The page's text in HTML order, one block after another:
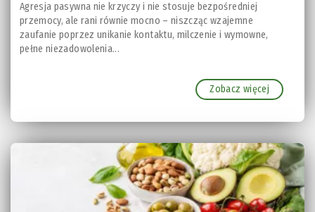
Agresja pasywna nie krzyczy i nie stosuje bezpośredniej
przemocy, ale rani równie mocno – niszcząc wzajemne
zaufanie poprzez unikanie kontaktu, milczenie i wymowne,
pełne niezadowolenia...
Zobacz więcej